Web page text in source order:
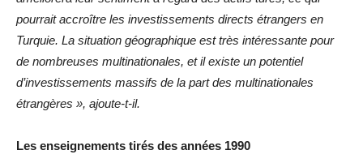
pourrait accroître les investissements directs étrangers en
Turquie. La situation géographique est très intéressante pour
de nombreuses multinationales, et il existe un potentiel
d’investissements massifs de la part des multinationales
étrangères », ajoute-t-il.
Les enseignements tirés des années 1990